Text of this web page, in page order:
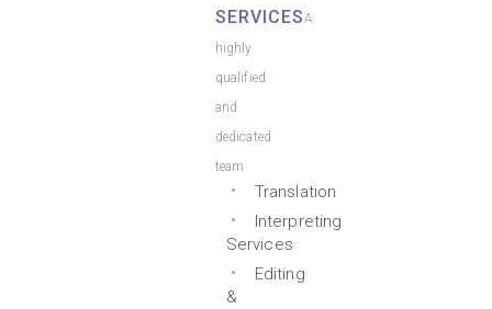
SERVICESA
highly
qualified
and
dedicated
team
Translation
Interpreting
Services
Editing
&